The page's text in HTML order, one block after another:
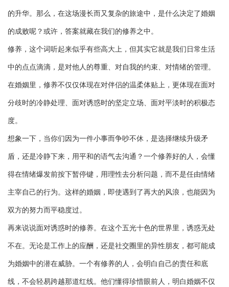
的升华。那么，在这场漫长而又复杂的旅途中，是什么决定了婚姻
的成败呢？或许，答案就藏在我们的修养之中。
修养，这个词听起来似乎有些高大上，但其实它就是我们日常生活
中的点点滴滴，是对他人的尊重、对自我的约束、对情绪的管理。
在婚姻里，修养不仅仅体现在对伴侣的温柔体贴上，更体现在面对
分歧时的冷静处理、面对诱惑时的坚定立场、面对平淡时的积极态
度。
想象一下，当你们因为一件小事而争吵不休，是选择继续升级矛
盾，还是冷静下来，用平和的语气去沟通？一个修养好的人，会懂
得在情绪爆发前按下暂停键，用理性去分析问题，而不是任由情绪
主宰自己的行为。这样的婚姻，即使遇到了再大的风浪，也能因为
双方的努力而平稳度过。
再来说说面对诱惑时的修养。在这个五光十色的世界里，诱惑无处
不在。无论是工作上的应酬，还是社交圈里的异性朋友，都可能成
为婚姻中的潜在威胁。一个有修养的人，会明白自己的责任和底
线，不会轻易跨越那道红线。他们懂得珍惜眼前人，明白婚姻不仅